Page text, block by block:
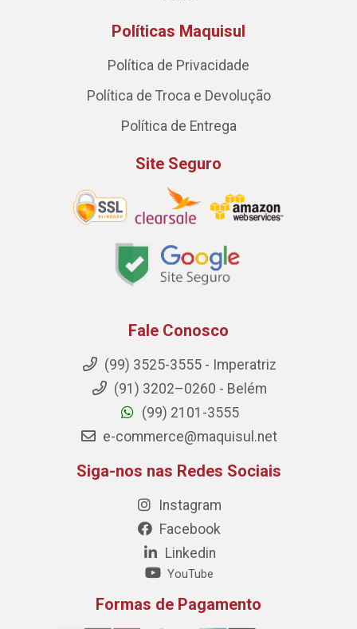
Políticas Maquisul
Política de Privacidade
Política de Troca e Devolução
Política de Entrega
Site Seguro
Fale Conosco
(99) 3525-3555 - Imperatriz
(91) 3202–0260 - Belém
(99) 2101-3555
e-commerce@maquisul.net
Siga-nos nas Redes Sociais
Instagram
Facebook
Linkedin
YouTube
Formas de Pagamento